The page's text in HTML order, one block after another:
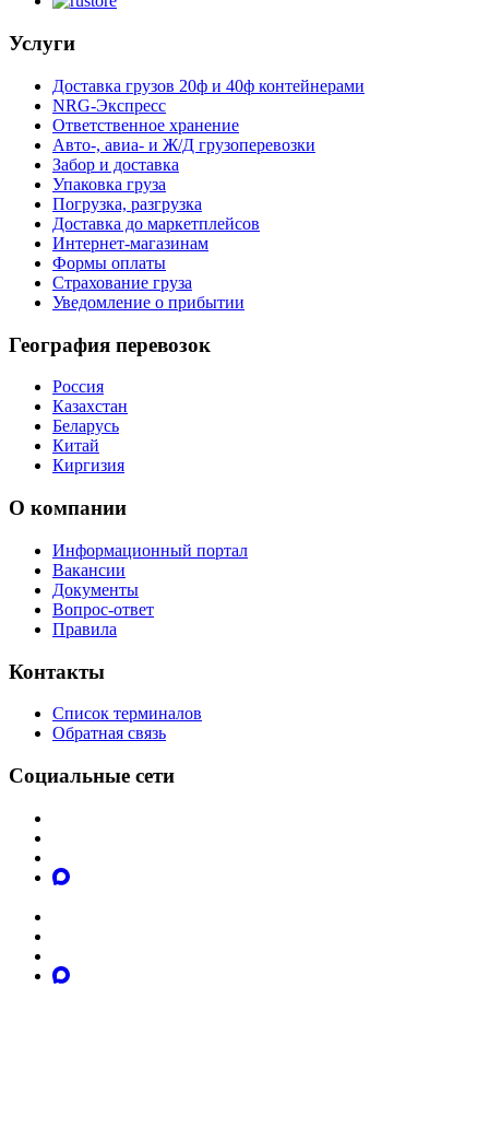
Услуги
Доставка грузов 20ф и 40ф контейнерами
NRG-Экспресс
Ответственное хранение
Авто-, авиа- и Ж/Д грузоперевозки
Забор и доставка
Упаковка груза
Погрузка, разгрузка
Доставка до маркетплейсов
Интернет-магазинам
Формы оплаты
Страхование груза
Уведомление о прибытии
География перевозок
Россия
Казахстан
Беларусь
Китай
Киргизия
О компании
Информационный портал
Вакансии
Документы
Вопрос-ответ
Правила
Контакты
Список терминалов
Обратная связь
Социальные сети